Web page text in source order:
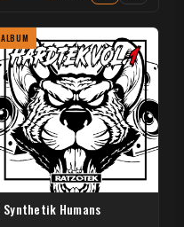
ALBUM
Synthetik Humans